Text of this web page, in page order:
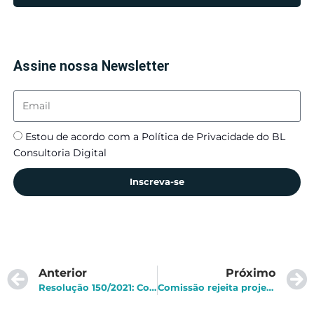
Assine nossa Newsletter
Estou de acordo com a Política de Privacidade do BL
Consultoria Digital
Inscreva-se
Anterior
Resolução 150/2021: Conheça a Resolução BCB sobre arranjos de pagamentos
Próximo
Comissão rejeita projeto que prevê mudanças na Lei do Bem